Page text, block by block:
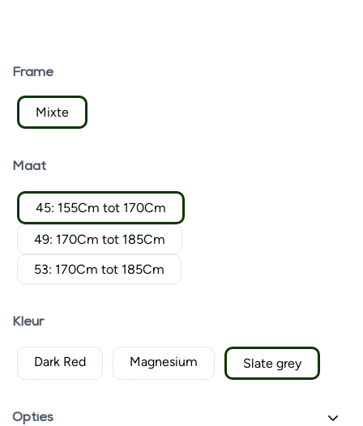
Frame
Mixte
Maat
45: 155Cm tot 170Cm
49: 170Cm tot 185Cm
53: 170Cm tot 185Cm
Kleur
Dark Red Magnesium Slate grey
Opties